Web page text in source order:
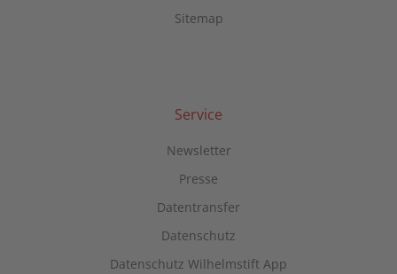
Sitemap
Service
Newsletter
Presse
Datentransfer
Datenschutz
Datenschutz Wilhelmstift App